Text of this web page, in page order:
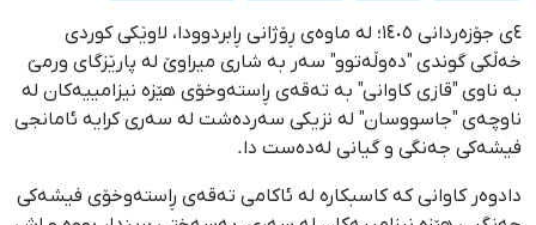
٤ی جۆزەردانی ١٤٠٥؛ لە ماوەی ڕۆژانی ڕابردوودا، لاوێکی کوردی
خەڵکی گوندی "دەوڵەتوو" سەر بە شاری میراوێ لە پارێزگای ورمێ
بە ناوی "قازی کاوانی" بە تەقەی ڕاستەوخۆی هێزە نیزامییەکان لە
ناوچەی "جاسووسان" لە نزیکی سەردەشت لە سەری کرایە ئامانجی
فیشەکی جەنگی و گیانی لەدەست دا.
دادوەر کاوانی کە کاسبکارە لە ئاکامی تەقەی ڕاستەوخۆی فیشەکی